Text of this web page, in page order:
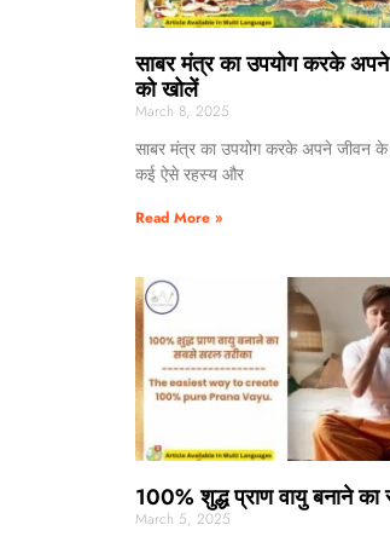
साबर मंत्र का उपयोग करके
को खोलें
March 8, 2025
साबर मंत्र का उपयोग करके अपने जीवन
कई ऐसे रहस्य और
Read More »
100% शुद्ध प्राण वायु बनाने
March 5, 2025